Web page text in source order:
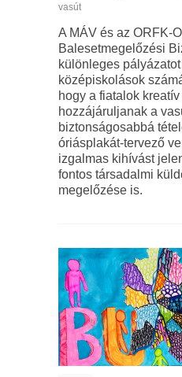
vasút
A MÁV és az ORFK-
Balesetmegelőzési
különleges
középiskolások
hogy a fiatalok
hozzájáruljanak a
biztonságosabbá
óriásplakát-tervező
izgalmas kihívást
fontos társadalmi
megelőzése is.